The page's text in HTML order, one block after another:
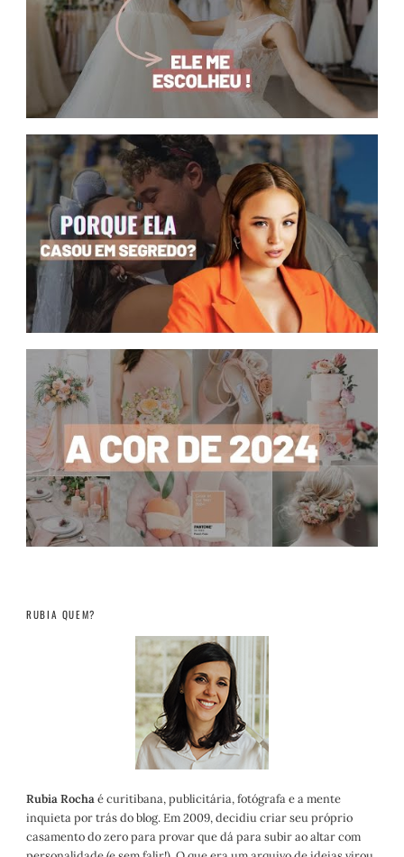
RUBIA QUEM?
Rubia Rochaé curitibana, publicitária, fotógrafa e a mente
inquieta por trás do blog. Em 2009, decidiu criar seu próprio
casamento do zero para provar que dá para subir ao altar com